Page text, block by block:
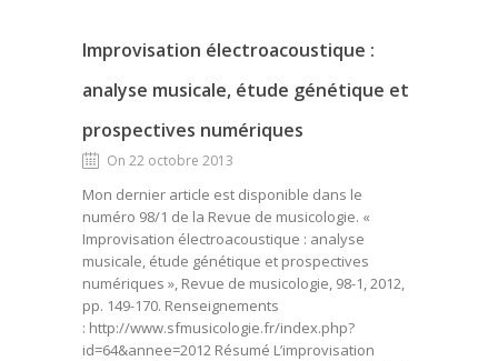
Improvisation électroacoustique :
analyse musicale, étude génétique et
prospectives numériques
On 22 octobre 2013
Mon dernier article est disponible dans le
numéro 98/1 de la Revue de musicologie. «
Improvisation électroacoustique : analyse
musicale, étude génétique et prospectives
numériques », Revue de musicologie, 98-1, 2012,
pp. 149-170. Renseignements
: http://www.sfmusicologie.fr/index.php?
id=64&annee=2012 Résumé L’improvisation